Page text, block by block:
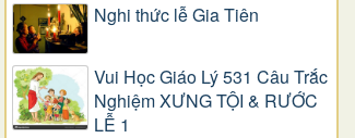
Nghi thức lễ Gia Tiên
Vui Học Giáo Lý 531 Câu Trắc
Nghiệm XƯNG TỘI & RƯỚC
LỄ 1